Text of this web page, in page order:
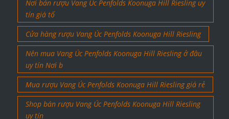
Nơi bán rượu Vang Úc Penfolds Koonuga Hill Riesling uy
tín giá tố
Cửa hàng rượu Vang Úc Penfolds Koonuga Hill Riesling
Nên mua Vang Úc Penfolds Koonuga Hill Riesling ở đâu
uy tín Nơi b
Mua rượu Vang Úc Penfolds Koonuga Hill Riesling giá rẻ
Shop bán rượu Vang Úc Penfolds Koonuga Hill Riesling
uy tín